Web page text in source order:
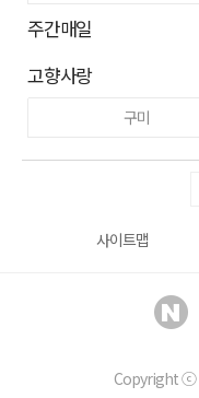
주간매일
고향사랑
구미
사이트맵
Copyright ⓒ